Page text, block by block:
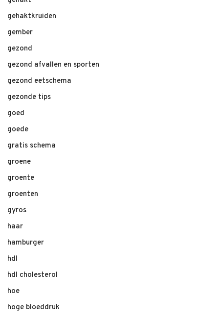
gehaktkruiden
gember
gezond
gezond afvallen en sporten
gezond eetschema
gezonde tips
goed
goede
gratis schema
groene
groente
groenten
gyros
haar
hamburger
hdl
hdl cholesterol
hoe
hoge bloeddruk